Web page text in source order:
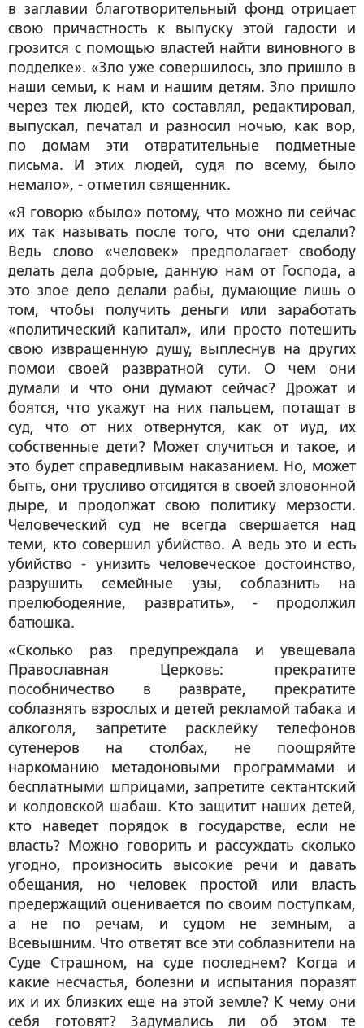
в заглавии благотворительный фонд отрицает
свою причастность к выпуску этой гадости и
грозится с помощью властей найти виновного в
подделке». «Зло уже совершилось, зло пришло в
наши семьи, к нам и нашим детям. Зло пришло
через тех людей, кто составлял, редактировал,
выпускал, печатал и разносил ночью, как вор,
по домам эти отвратительные подметные
письма. И этих людей, судя по всему, было
немало», - отметил священник.
«Я говорю «было» потому, что можно ли сейчас
их так называть после того, что они сделали?
Ведь слово «человек» предполагает свободу
делать дела добрые, данную нам от Господа, а
это злое дело делали рабы, думающие лишь о
том, чтобы получить деньги или заработать
«политический капитал», или просто потешить
свою извращенную душу, выплеснув на других
помои своей развратной сути. О чем они
думали и что они думают сейчас? Дрожат и
боятся, что укажут на них пальцем, потащат в
суд, что от них отвернутся, как от иуд, их
собственные дети? Может случиться и такое, и
это будет справедливым наказанием. Но, может
быть, они трусливо отсидятся в своей зловонной
дыре, и продолжат свою политику мерзости.
Человеческий суд не всегда свершается над
теми, кто совершил убийство. А ведь это и есть
убийство - унизить человеческое достоинство,
разрушить семейные узы, соблазнить на
прелюбодеяние, развратить», - продолжил
батюшка.
«Сколько раз предупреждала и увещевала
Православная Церковь: прекратите
пособничество в разврате, прекратите
соблазнять взрослых и детей рекламой табака и
алкоголя, запретите расклейку телефонов
сутенеров на столбах, не поощряйте
наркоманию метадоновыми программами и
бесплатными шприцами, запретите сектантский
и колдовской шабаш. Кто защитит наших детей,
кто наведет порядок в государстве, если не
власть? Можно говорить и рассуждать сколько
угодно, произносить высокие речи и давать
обещания, но человек простой или власть
предержащий оценивается по своим поступкам,
а не по речам, и судом не земным, а
Всевышним. Что ответят все эти соблазнители на
Суде Страшном, на суде последнем? Когда и
какие несчастья, болезни и испытания поразят
их и их близких еще на этой земле? К чему они
себя готовят? Задумались ли об этом те